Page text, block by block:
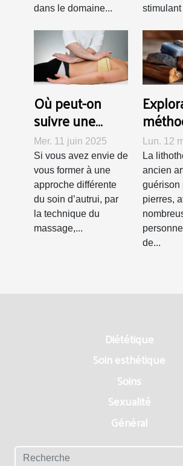
dans le domaine...
stimulant
Où peut-on
suivre une
formation de
rebouteux à
Lausanne ?
Mer. 11 juin 2025
Si vous avez envie de
vous former à une
approche différente
du soin d’autrui, par
la technique du
massage,...
de
des
Lun. 12
La
ancien
guérison
pierres,
de...
Diététique
Soin esthétique
Soins
Sexualité
Général